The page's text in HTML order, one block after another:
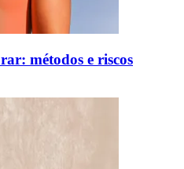
métodos e riscos